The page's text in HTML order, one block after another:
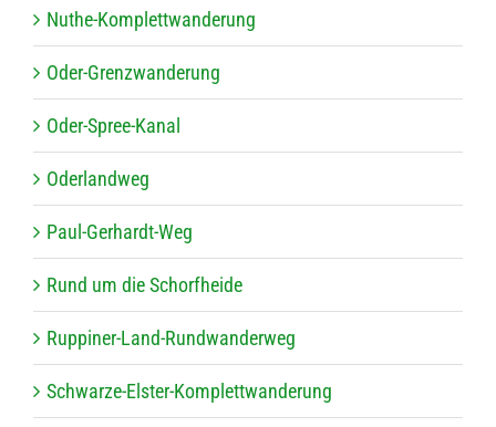
Nuthe-Kom­plett­wan­de­rung
Oder-Grenz­wan­de­rung
Oder-Spree-Kanal
Oder­land­weg
Paul-Ger­hardt-Weg
Rund um die Schorfheide
Rup­pi­ner-Land-Rund­wan­der­weg
Schwarze-Els­ter-Kom­plett­wan­de­rung